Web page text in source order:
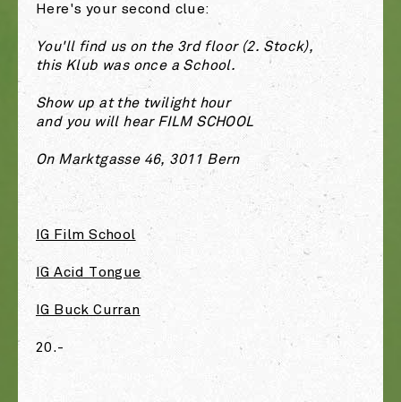
Here's your second clue:
You'll find us on the 3rd floor (2. Stock),
this Klub was once a School.
Show up at the twilight hour
and you will hear FILM SCHOOL
On Marktgasse 46, 3011 Bern
IG Film School
IG Acid Tongue
IG Buck Curran
20.-